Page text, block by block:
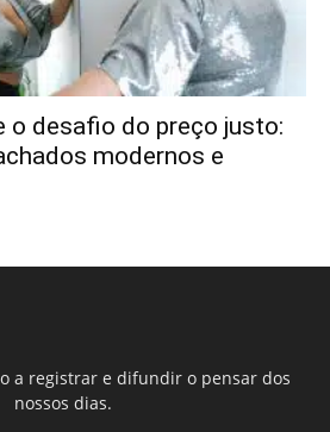
o desafio do preço justo:
modernos e
a registrar e difundir o pensar dos
nossos dias.